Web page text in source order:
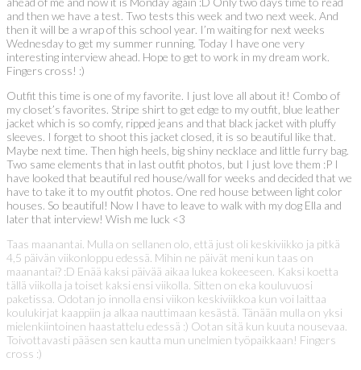
and then we have a test. Two tests this week and two next week. And
then it will be a wrap of this school year. I’m waiting for next weeks
Wednesday to get my summer running. Today I have one very
interesting interview ahead. Hope to get to work in my dream work.
Fingers cross! :)
Outfit this time is one of my favorite. I just love all about it! Combo of
my closet’s favorites. Stripe shirt to get edge to my outfit, blue leather
jacket which is so comfy, ripped jeans and that black jacket with pluffy
sleeves. I forget to shoot this jacket closed, it is so beautiful like that.
Maybe next time. Then high heels, big shiny necklace and little furry bag.
Two same elements that in last outfit photos, but I just love them :P I
have looked that beautiful red house/wall for weeks and decided that we
have to take it to my outfit photos. One red house between light color
houses. So beautiful! Now I have to leave to walk with my dog Ella and
later that interview! Wish me luck <3
Taas maanantai. Mulla on sellanen olo, että just oli keskiviikko ja pitkä
4,5 päivän viikonloppu edessä. Mihin ne päivät meni kun taas on
maanantai? :D Enää kaksi päivää aikaa lukea kokeeseen. Kaksi koetta
tällä viikolla ja toiset kaksi ensi viikolla. Sitten on eka kouluvuosi
paketissa. Odotan jo innolla ensi viikon keskiviikkoa kun voi laittaa
koulukirjat kaappiin ja alkaa nauttimaan kesästä. Tänään mulla on yksi
mielenkiintoinen haastattelu edessä :) Ootan sitä kun kuuta nousevaa.
Toivottavasti pääsen sen kautta mun unelmien työpaikkaan! Fingers
cross :)